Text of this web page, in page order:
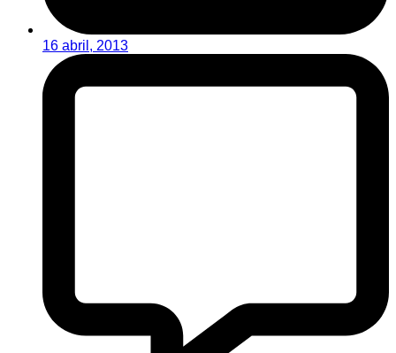
16 abril, 2013